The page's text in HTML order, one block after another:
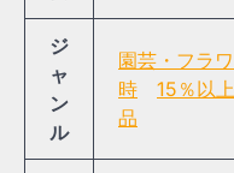
ジ
ャ
ン
ル
園芸・フラ
時
15％以
品